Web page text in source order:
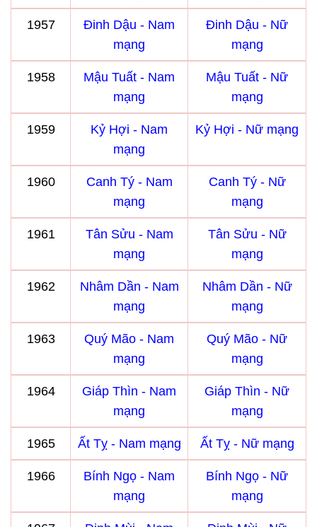
1957
Đinh Dậu - Nam
mạng
Đinh Dậu - Nữ
mạng
1958
Mậu Tuất - Nam
mạng
Mậu Tuất - Nữ
mạng
1959
Kỷ Hợi - Nam
mạng
Kỷ Hợi - Nữ mạng
1960
Canh Tý - Nam
mạng
Canh Tý - Nữ
mạng
1961
Tân Sửu - Nam
mạng
Tân Sửu - Nữ
mạng
1962
Nhâm Dần - Nam
mạng
Nhâm Dần - Nữ
mạng
1963
Quý Mão - Nam
mạng
Quý Mão - Nữ
mạng
1964
Giáp Thìn - Nam
mạng
Giáp Thìn - Nữ
mạng
1965 Ất Tỵ - Nam mạng Ất Tỵ - Nữ mạng
1966
Bính Ngọ - Nam
mạng
Bính Ngọ - Nữ
mạng